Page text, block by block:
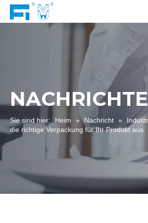
Sie sind hier: Heim » Nachricht »
die richtige Verpackung für Ihr Produkt aus